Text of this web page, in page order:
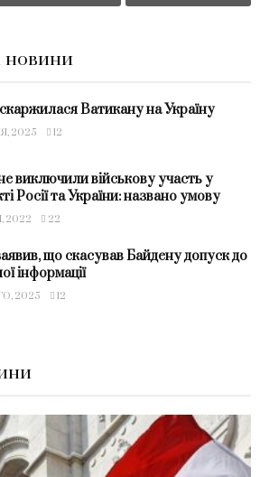
новини
Ватикану на Україну
2025 12
виключили військову участь у
Росії та України: названо умову
2022 22
що скасував Байдену допуск до
інформації
2025 12